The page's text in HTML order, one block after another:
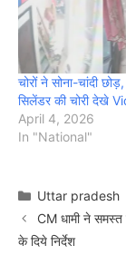
चोरों ने सोना-चांदी
सिलेंडर की चोरी देखे
April 4, 2026
In "National"
Categories
Uttar pradesh
CM धामी ने समस्त
के दिये निर्देश